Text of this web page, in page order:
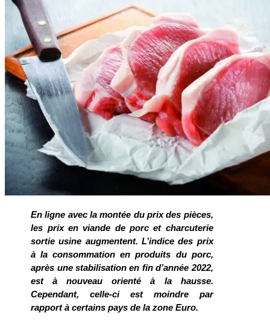
En ligne avec la montée du prix des pièces,
les prix en viande de porc et charcuterie
sortie usine augmentent. L’indice des prix
à la consommation en produits du porc,
après une stabilisation en fin d’année 2022,
est à nouveau orienté à la hausse.
Cependant, celle-ci est moindre par
rapport à certains pays de la zone Euro.